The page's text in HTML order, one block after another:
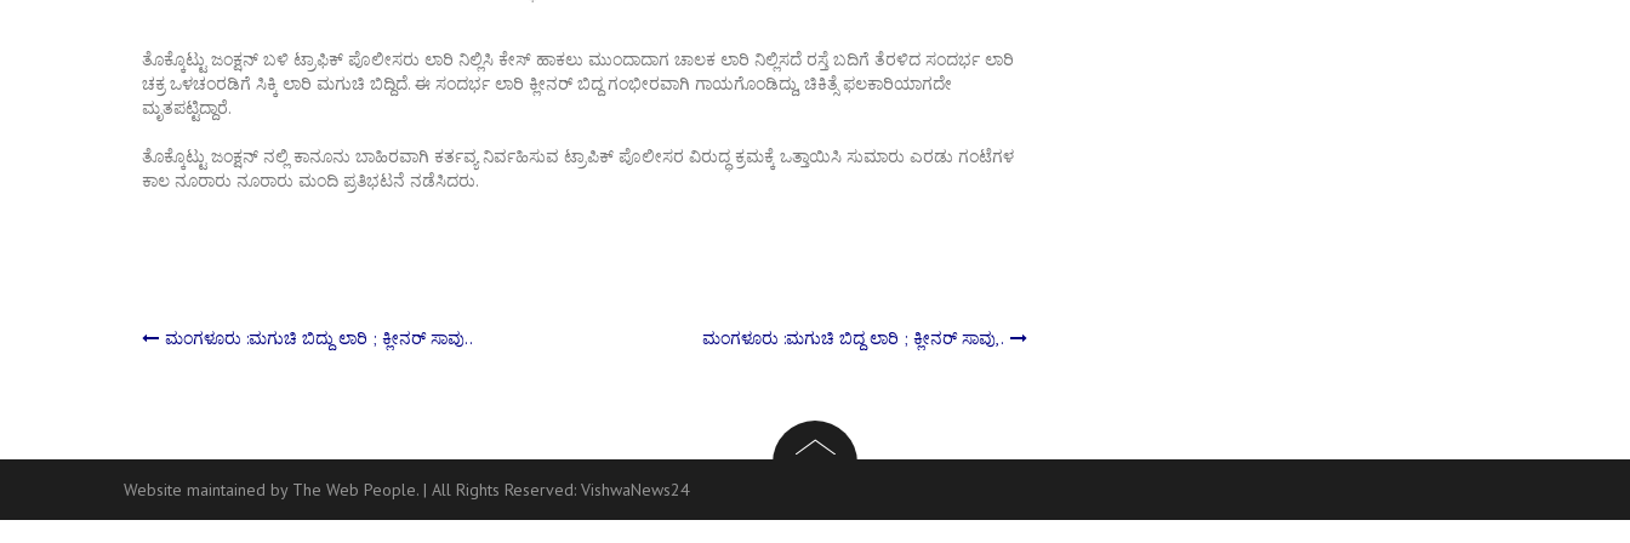
ತೊಕ್ಕೊಟ್ಟು ಜಂಕ್ಷನ್ ಬಳಿ ಟ್ರಾಫಿಕ್ ಪೊಲೀಸರು ಲಾರಿ ನಿಲ್ಲಿಸಿ ಕೇಸ್ ಹಾಕಲು ಮುಂದಾದಾಗ ಚಾಲಕ ಲಾರಿ ನಿಲ್ಲಿಸದೆ ರಸ್ತೆ ಬದಿಗೆ ತೆರಳಿದ ಸಂದರ್ಭ ಲಾರಿ
ಚಕ್ರ ಒಳಚಂರಡಿಗೆ ಸಿಕ್ಕಿ ಲಾರಿ ಮಗುಚಿ ಬಿದ್ದಿದೆ. ಈ ಸಂದರ್ಭ ಲಾರಿ ಕ್ಲೀನರ್ ಬಿದ್ದ ಗಂಭೀರವಾಗಿ ಗಾಯಗೊಂಡಿದ್ದು, ಚಿಕಿತ್ಸೆ ಫಲಕಾರಿಯಾಗದೇ
ಮೃತಪಟ್ಟಿದ್ದಾರೆ.
ತೊಕ್ಕೊಟ್ಟು ಜಂಕ್ಷನ್ ನಲ್ಲಿ ಕಾನೂನು ಬಾಹಿರವಾಗಿ ಕರ್ತವ್ಯ ನಿರ್ವಹಿಸುವ ಟ್ರಾಪಿಕ್ ಪೊಲೀಸರ ವಿರುದ್ಧ ಕ್ರಮಕ್ಕೆ ಒತ್ತಾಯಿಸಿ ಸುಮಾರು ಎರಡು ಗಂಟೆಗಳ
ಕಾಲ ನೂರಾರು ನೂರಾರು ಮಂದಿ ಪ್ರತಿಭಟನೆ ನಡೆಸಿದರು.
Post
ಮಂಗಳೂರು :ಮಗುಚಿ ಬಿದ್ದು ಲಾರಿ ; ಕ್ಲೀನರ್ ಸಾವು.. ಮಂಗಳೂರು :ಮಗುಚಿ ಬಿದ್ದ ಲಾರಿ ; ಕ್ಲೀನರ್ ಸಾವು,.
Website maintained by The Web People. | All Rights Reserved: VishwaNews24